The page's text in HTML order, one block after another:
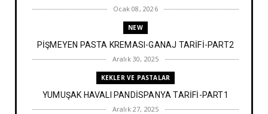
Ocak 08, 2026
NEW
PİŞMEYEN PASTA KREMASI-GANAJ TARİFİ-PART2
Aralık 30, 2025
KEKLER VE PASTALAR
YUMUŞAK HAVALI PANDİSPANYA TARİFİ-PART1
Aralık 27, 2025